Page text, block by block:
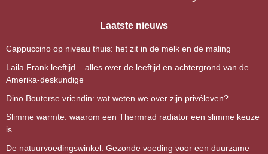
Laatste nieuws
Cappuccino op niveau thuis: het zit in de melk en de maling
Laila Frank leeftijd – alles over de leeftijd en achtergrond van de
Amerika-deskundige
Dino Bouterse vriendin: wat weten we over zijn privéleven?
Slimme warmte: waarom een Thermrad radiator een slimme keuze
is
De natuurvoedingswinkel: Gezonde voeding voor een duurzame